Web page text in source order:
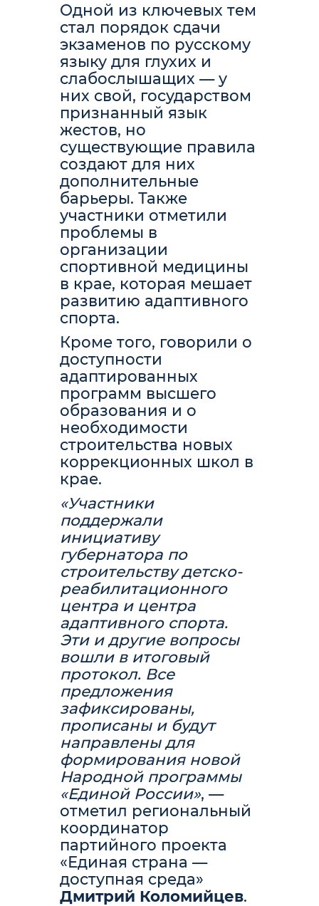
Одной из ключевых тем
стал порядок сдачи
экзаменов по русскому
языку для глухих и
слабослышащих — у
них свой, государством
признанный язык
жестов, но
существующие правила
создают для них
дополнительные
барьеры. Также
участники отметили
проблемы в
организации
спортивной медицины
в крае, которая мешает
развитию адаптивного
спорта.
Кроме того, говорили о
доступности
адаптированных
программ высшего
образования и о
необходимости
строительства новых
коррекционных школ в
крае.
«Участники
поддержали
инициативу
губернатора по
строительству детско-
реабилитационного
центра и центра
адаптивного спорта.
Эти и другие вопросы
вошли в итоговый
протокол. Все
предложения
зафиксированы,
прописаны и будут
направлены для
формирования новой
Народной программы
«Единой России», —
отметил региональный
координатор
партийного проекта
«Единая страна —
доступная среда»
Дмитрий Коломийцев.